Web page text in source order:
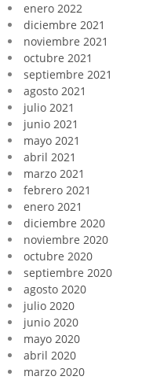
enero 2022
diciembre 2021
noviembre 2021
octubre 2021
septiembre 2021
agosto 2021
julio 2021
junio 2021
mayo 2021
abril 2021
marzo 2021
febrero 2021
enero 2021
diciembre 2020
noviembre 2020
octubre 2020
septiembre 2020
agosto 2020
julio 2020
junio 2020
mayo 2020
abril 2020
marzo 2020